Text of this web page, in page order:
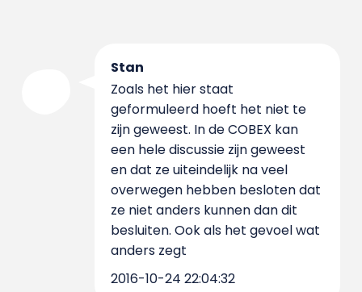
Stan
Zoals het hier staat
geformuleerd hoeft het niet te
zijn geweest. In de COBEX kan
een hele discussie zijn geweest
en dat ze uiteindelijk na veel
overwegen hebben besloten dat
ze niet anders kunnen dan dit
besluiten. Ook als het gevoel wat
anders zegt
2016-10-24 22:04:32